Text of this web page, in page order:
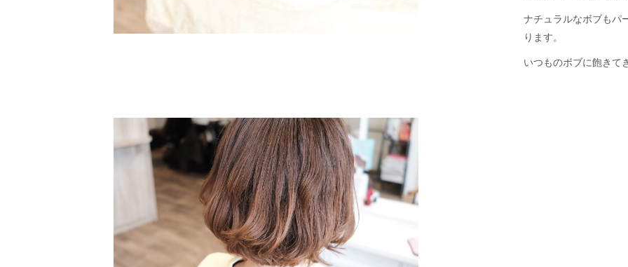
ナチュラルなボブもパ
ります。
いつものボブに飽きて